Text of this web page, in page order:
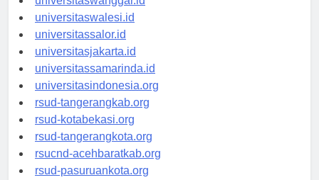
universitaswanggar.id
universitaswalesi.id
universitassalor.id
universitasjakarta.id
universitassamarinda.id
universitasindonesia.org
rsud-tangerangkab.org
rsud-kotabekasi.org
rsud-tangerangkota.org
rsucnd-acehbaratkab.org